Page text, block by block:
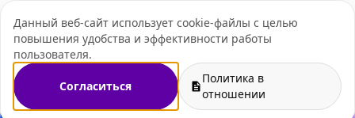
Данный веб-сайт использует cookie-файлы с целью
повышения удобства и эффективности работы
пользователя.
Согласиться
Политика в
отношении
+7 (495) 109-07-